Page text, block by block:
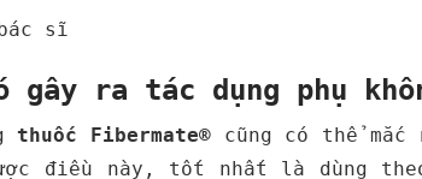
sĩ
gây ra tác dụng phụ
thuốc Fibermate® cũng có thể mắc
điều này, tốt nhất là dùng